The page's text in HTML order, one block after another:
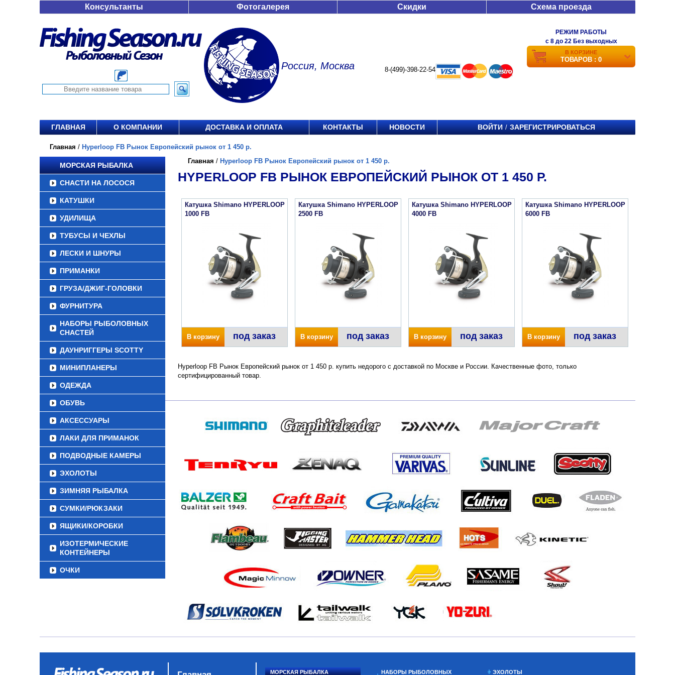
Консультанты Фотогалерея Скидки Схема проезда
Россия, Москва 8-(499)-398-22-54
РЕЖИМ РАБОТЫ
c 8 до 22 Без выходных
В КОРЗИНЕ
ТОВАРОВ : 0
ГЛАВНАЯ О КОМПАНИИ ДОСТАВКА И ОПЛАТА КОНТАКТЫ НОВОСТИ ВОЙТИ / ЗАРЕГИСТРИРОВАТЬСЯ
Главная / Hyperloop FB Рынок Европейский рынок от 1 450 р.
МОРСКАЯ РЫБАЛКА
СНАСТИ НА ЛОСОСЯ
КАТУШКИ
УДИЛИЩА
ТУБУСЫ И ЧЕХЛЫ
ЛЕСКИ И ШНУРЫ
ПРИМАНКИ
ГРУЗА/ДЖИГ-ГОЛОВКИ
ФУРНИТУРА
НАБОРЫ РЫБОЛОВНЫХ
СНАСТЕЙ
ДАУНРИГГЕРЫ SCOTTY
МИНИПЛАНЕРЫ
ОДЕЖДА
ОБУВЬ
АКСЕССУАРЫ
ЛАКИ ДЛЯ ПРИМАНОК
ПОДВОДНЫЕ КАМЕРЫ
ЭХОЛОТЫ
ЗИМНЯЯ РЫБАЛКА
СУМКИ/РЮКЗАКИ
ЯЩИКИ/КОРОБКИ
ИЗОТЕРМИЧЕСКИЕ
КОНТЕЙНЕРЫ
ОЧКИ
Главная / Hyperloop FB Рынок Европейский рынок от 1 450 р.
HYPERLOOP FB РЫНОК ЕВРОПЕЙСКИЙ РЫНОК ОТ 1 450 Р.
Катушка Shimano HYPERLOOP
1000 FB
В корзину под заказ
Катушка Shimano HYPERLOOP
2500 FB
В корзину под заказ
Катушка Shimano HYPERLOOP
4000 FB
В корзину под заказ
Катушка Shimano HYPERLOOP
6000 FB
В корзину под заказ
Hyperloop FB Рынок Европейский рынок от 1 450 р. купить недорого с доставкой по Москве и России. Качественные фото, только
сертифицированный товар.
МОРСКАЯ РЫБАЛКА НАБОРЫ РЫБОЛОВНЫХ ЭХОЛОТЫ